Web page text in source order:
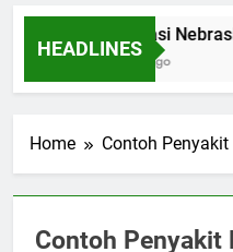
HEADLINES
Dominasi
2 Bulan Ago
Home Contoh
Contoh Penyakit